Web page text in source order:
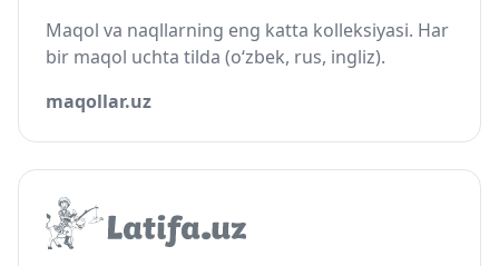
Maqol va naqllarning eng katta kolleksiyasi. Har
bir maqol uchta tilda (o‘zbek, rus, ingliz).
maqollar.uz